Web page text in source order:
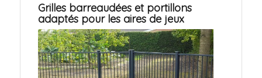
Grilles barreaudées et portillons
adaptés pour les aires de jeux